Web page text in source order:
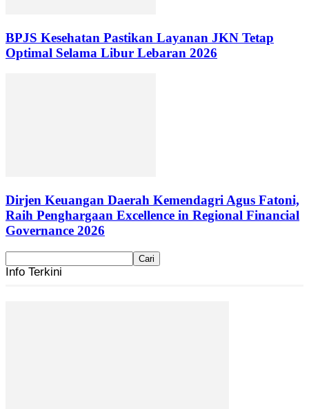
BPJS Kesehatan Pastikan Layanan JKN Tetap
Optimal Selama Libur Lebaran 2026
Dirjen Keuangan Daerah Kemendagri Agus Fatoni,
Raih Penghargaan Excellence in Regional Financial
Governance 2026
Info Terkini